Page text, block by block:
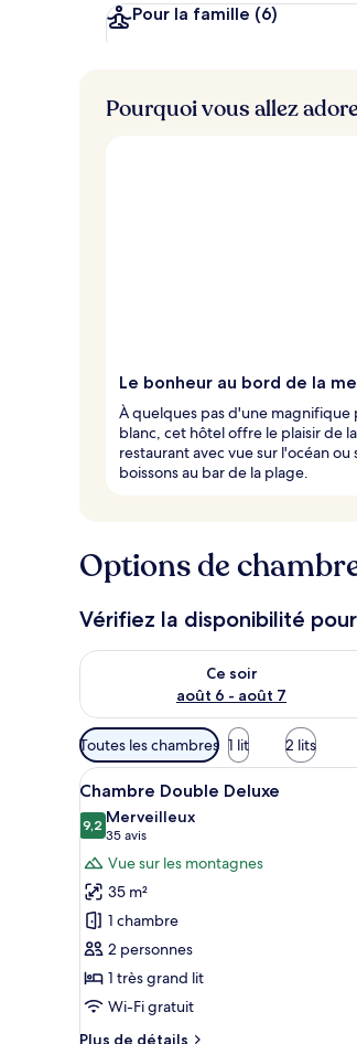
Pour la famille (6)
Pourquoi vous allez
Le bonheur au bord de la
À quelques pas d'une magnifique
blanc, cet hôtel offre le plaisir de
restaurant avec vue sur l'océan ou
boissons au bar de la plage.
Options de
Vérifiez la disponibilité
Ce soir
août 6 - août 7
Vérifier la disponibilité pour ce soir
Filtres
disponibles
pour
les
chambres
Toutes les chambres 1 lit 2 lits
Afficher
toutes
les
photos
pour
ce
type
de
chambre :
Chambre
Double
Minibar,
14
Chambre Double Deluxe
9,29,2 sur 10
Merveilleux
35 avis
(35 avis)
Vue sur les montagnes
35 m²
1 chambre
2 personnes
1 très grand lit
Wi-Fi gratuit
Plus de détails
Plus